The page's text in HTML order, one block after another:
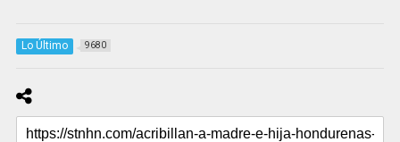
Lo Último 9680